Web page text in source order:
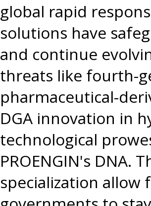
global rapid
solutions have
and continue
threats like fourth-
pharmaceutical-
DGA innovation in
technological
PROENGIN's DNA.
specialization allow